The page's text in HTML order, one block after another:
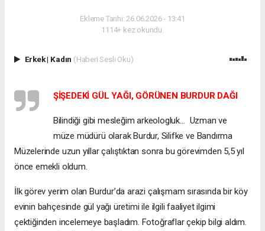
Ekleme Tarihi: 26.06.2026 - 13:41
1114+ kez okundu.
Erkek| Kadın (Haberi Sesli Oku)
ŞİŞEDEKİ GÜL YAĞI, GÖRÜNEN BURDUR DAĞI
Bilindiği gibi mesleğim arkeologluk… Uzman ve
müze müdürü olarak Burdur, Silifke ve Bandırma
Müzelerinde uzun yıllar çalıştıktan sonra bu görevimden 5,5 yıl
önce emekli oldum.
İlk görev yerim olan Burdur’da arazi çalışmam sırasında bir köy
evinin bahçesinde gül yağı üretimi ile ilgili faaliyet ilgimi
çektiğinden incelemeye başladım. Fotoğraflar çekip bilgi aldım.